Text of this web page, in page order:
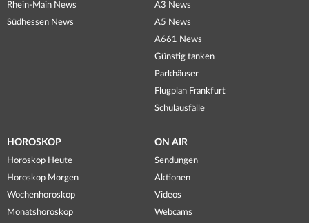
Rhein-Main News
Südhessen News
A3 News
A5 News
A661 News
Günstig tanken
Parkhäuser
Flugplan Frankfurt
Schulausfälle
HOROSKOP
Horoskop Heute
Horoskop Morgen
Wochenhoroskop
Monatshoroskop
ON AIR
Sendungen
Aktionen
Videos
Webcams